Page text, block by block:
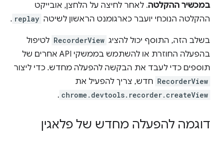
במכשיר ההקלטה. לאחר לחיצה על הלחצן, אובייקט
ההקלטה הנוכחי יועבר כארגומנט הראשון לשיטה replay
.
בשלב הזה, התוסף יכול להציג RecorderView לטיפול
בהפעלה החוזרת או להשתמש בממשקי API אחרים של
תוספים כדי לעבד את הבקשה להפעלה מחדש. כדי ליצור
RecorderView חדש, צריך להפעיל את
chrome.devtools.recorder.createView
.
דוגמה להפעלה מחדש של פלאגין